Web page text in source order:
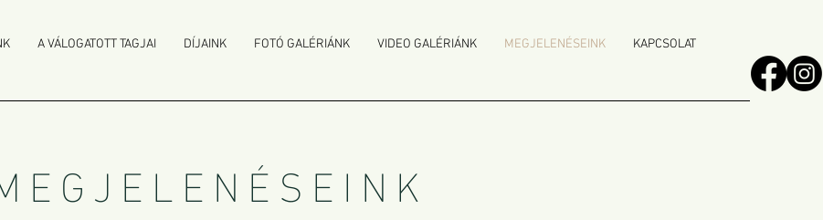
A VÁLOGATOTT TAGJAI DÍJAINK FOTÓ GALÉRIÁNK VIDEO GALÉRIÁNK MEGJELENÉSEINK KAPCSOLAT